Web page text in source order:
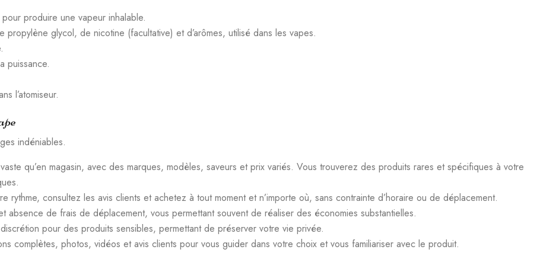
produire une vapeur inhalable.
glycol, de nicotine (facultative) et d’arômes, utilisé dans les vapes.
puissance.
l’atomiseur.
indéniables.
qu’en magasin, avec des marques, modèles, saveurs et prix variés. Vous trouverez des produits rares et spécifiques à votre
rythme, consultez les avis clients et achetez à tout moment et n’importe où, sans contrainte d’horaire ou de déplacement.
absence de frais de déplacement, vous permettant souvent de réaliser des économies substantielles.
pour des produits sensibles, permettant de préserver votre vie privée.
complètes, photos, vidéos et avis clients pour vous guider dans votre choix et vous familiariser avec le produit.